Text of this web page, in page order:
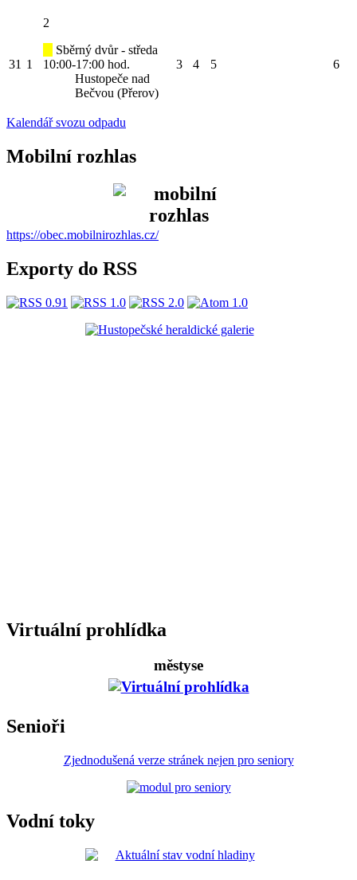
31 1
2
Sběrný dvůr - středa
10:00-17:00 hod.
Hustopeče nad
Bečvou (Přerov)
3 4 5 6
Kalendář svozu odpadu
Mobilní rozhlas
https://obec.mobilnirozhlas.cz/
Exporty do RSS
Virtuální prohlídka
městyse
Senioři
Zjednodušená verze stránek nejen pro seniory
Vodní toky